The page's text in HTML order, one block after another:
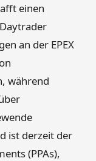
einen
an der EPEX
während
ist derzeit der
(PPAs),